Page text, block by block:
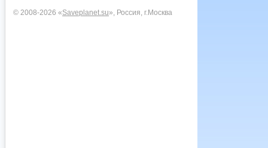
© 2008-2026 «Saveplanet.su», Россия, г.Москва